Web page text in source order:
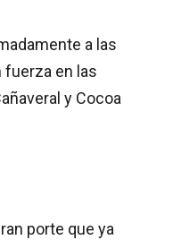
a las
fuerza en las
y Cocoa
porte que ya